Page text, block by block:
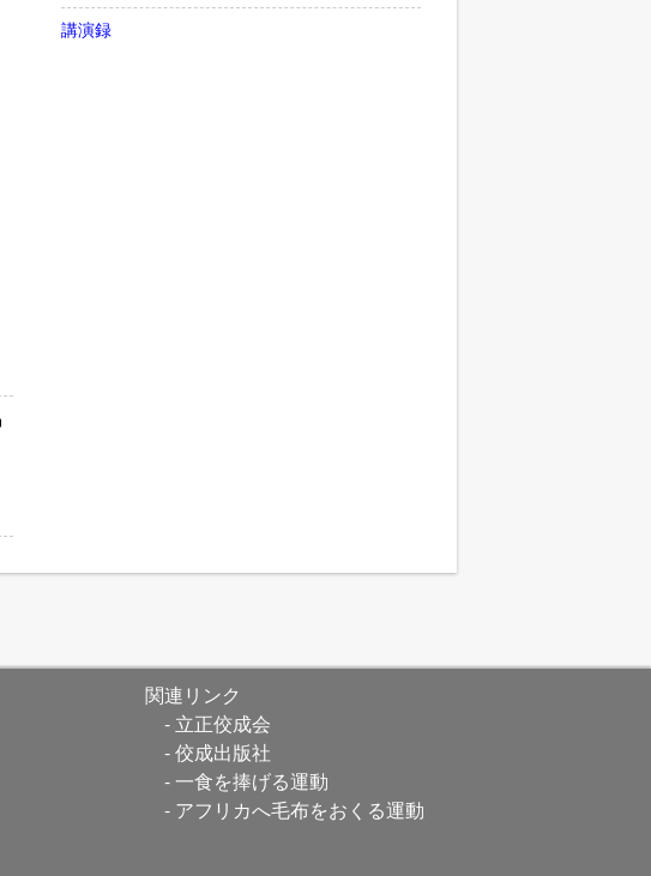
講演録
関連リンク
立正佼成会
佼成出版社
一食を捧げる運動
アフリカへ毛布をおくる運動